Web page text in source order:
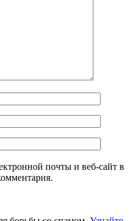
почты и веб-сайт в